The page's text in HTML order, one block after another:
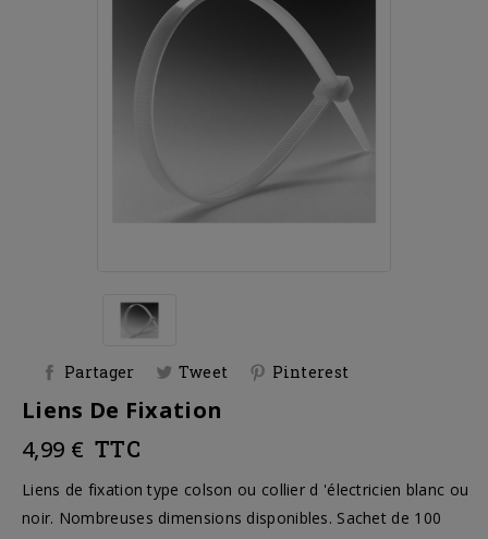
Partager Tweet Pinterest
Liens De Fixation
4,99 € TTC
Liens de fixation type colson ou collier d 'électricien blanc ou
noir. Nombreuses dimensions disponibles. Sachet de 100